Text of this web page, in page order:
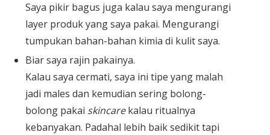
Saya pikir bagus juga kalau saya mengurangi
layer produk yang saya pakai. Mengurangi
tumpukan bahan-bahan kimia di kulit saya.
Biar saya rajin pakainya.
Kalau saya cermati, saya ini tipe yang malah
jadi males dan kemudian sering bolong-
bolong pakai skincarekalau ritualnya
kebanyakan. Padahal lebih baik sedikit tapi